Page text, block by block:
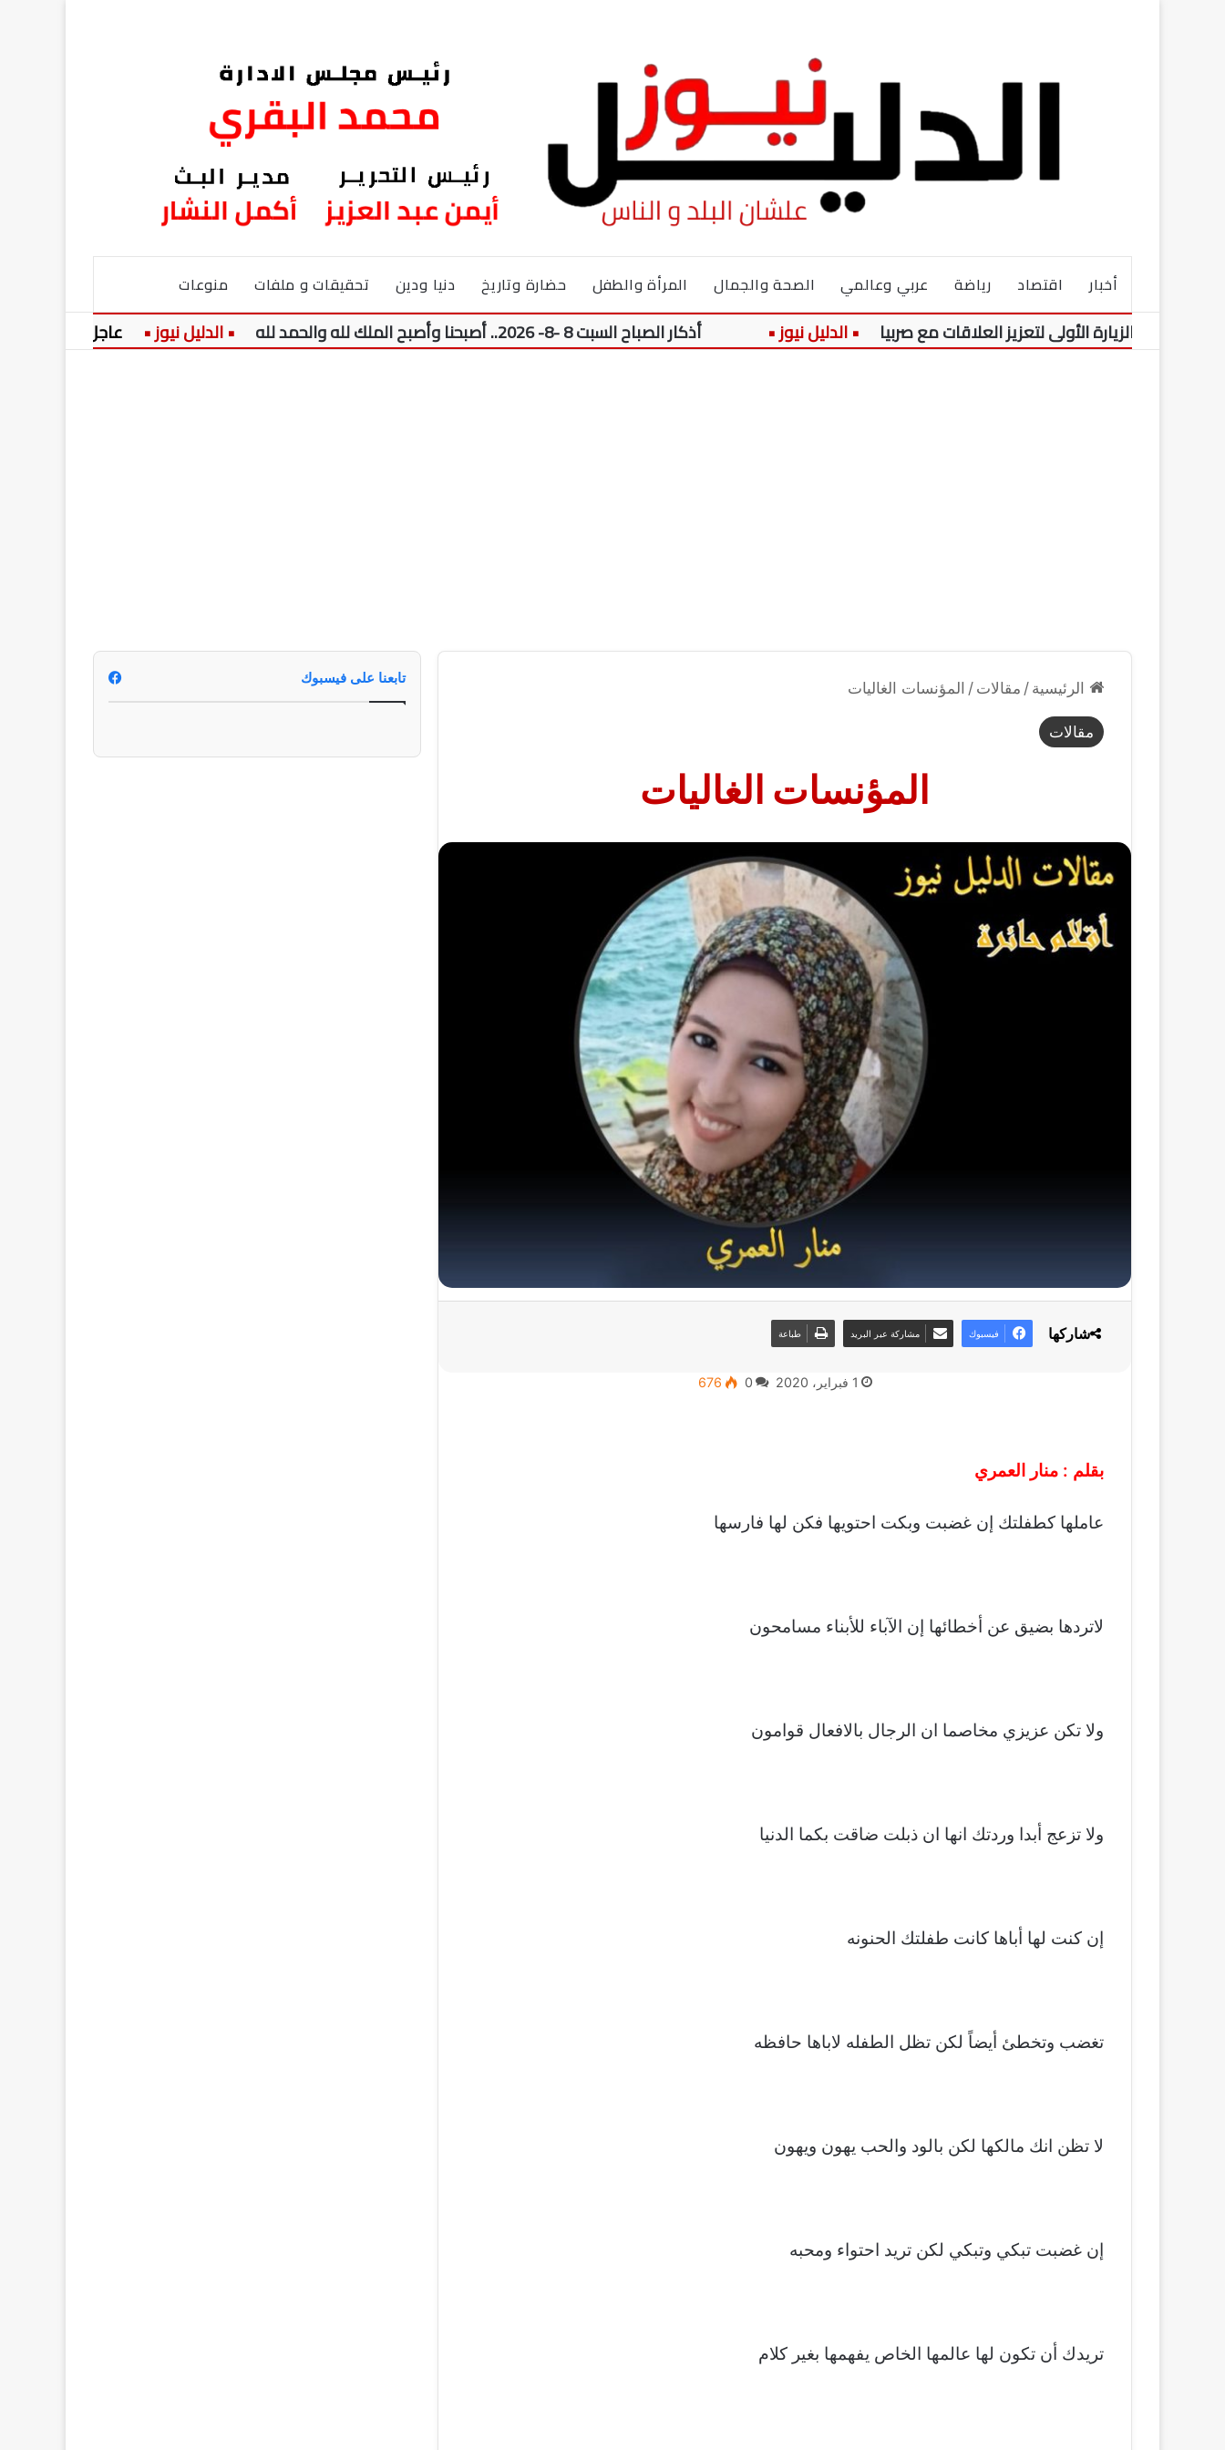
أخبار اقتصاد رياضة عربي وعالمي الصحة والجمال المرأة والطفل حضارة وتاريخ دنيا ودين تحقيقات و ملفات منوعات
الزيارة الأولى لتعزيز العلاقات مع صربيا أذكار الصباح السبت 8 -8- 2026.. أصبحنا وأصبح الملك لله والحمد لله عاجل:
الرئيسية / مقالات / المؤنسات الغاليات
مقالات
المؤنسات الغاليات
1 فبراير، 2020 0
676
بقلم : منار العمري
عاملها كطفلتك إن غضبت وبكت احتويها فكن لها فارسها
لاتردها بضيق عن أخطائها إن الآباء للأبناء مسامحون
ولا تكن عزيزي مخاصما ان الرجال بالافعال قوامون
ولا تزعج أبدا وردتك انها ان ذبلت ضاقت بكما الدنيا
إن كنت لها أباها كانت طفلتك الحنونه
تغضب وتخطئ أيضاً لكن تظل الطفله لاباها حافظه
لا تظن انك مالكها لكن بالود والحب يهون ويهون
إن غضبت تبكي وتبكي لكن تريد احتواء ومحبه
تريدك أن تكون لها عالمها الخاص يفهمها بغير كلام
شاركها فيسبوك مشاركة عبر البريد طباعة
تابعنا على فيسبوك